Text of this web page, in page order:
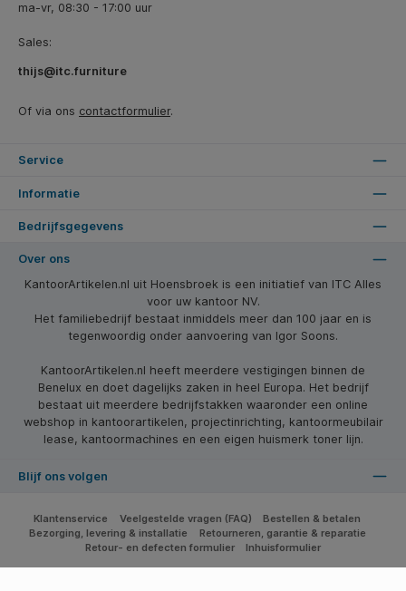
ma-vr, 08:30 - 17:00 uur
Sales:
thijs@itc.furniture
Of via ons contactformulier.
Service
Informatie
Bedrijfsgegevens
Over ons
KantoorArtikelen.nl uit Hoensbroek is een initiatief van ITC Alles
voor uw kantoor NV.
Het familiebedrijf bestaat inmiddels meer dan 100 jaar en is
tegenwoordig onder aanvoering van Igor Soons.
KantoorArtikelen.nl heeft meerdere vestigingen binnen de
Benelux en doet dagelijks zaken in heel Europa. Het bedrijf
bestaat uit meerdere bedrijfstakken waaronder een online
webshop in kantoorartikelen, projectinrichting, kantoormeubilair
lease, kantoormachines en een eigen huismerk toner lijn.
Blijf ons volgen
Klantenservice Veelgestelde vragen (FAQ)
Bestellen & betalen
Bezorging, levering & installatie
Retourneren, garantie & reparatie
Retour- en defecten formulier
Inhuisformulier